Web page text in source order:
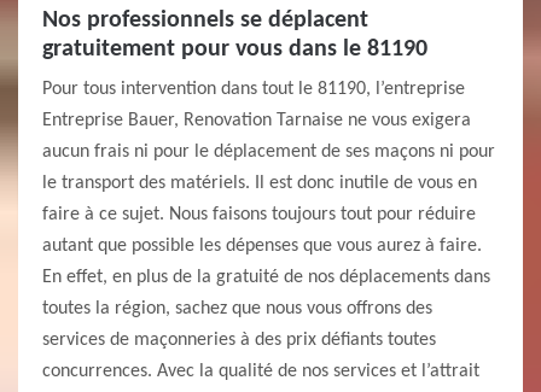
Nos professionnels se déplacent
gratuitement pour vous dans le 81190
Pour tous intervention dans tout le 81190, l’entreprise
Entreprise Bauer, Renovation Tarnaise ne vous exigera
aucun frais ni pour le déplacement de ses maçons ni pour
le transport des matériels. Il est donc inutile de vous en
faire à ce sujet. Nous faisons toujours tout pour réduire
autant que possible les dépenses que vous aurez à faire.
En effet, en plus de la gratuité de nos déplacements dans
toutes la région, sachez que nous vous offrons des
services de maçonneries à des prix défiants toutes
concurrences. Avec la qualité de nos services et l’attrait